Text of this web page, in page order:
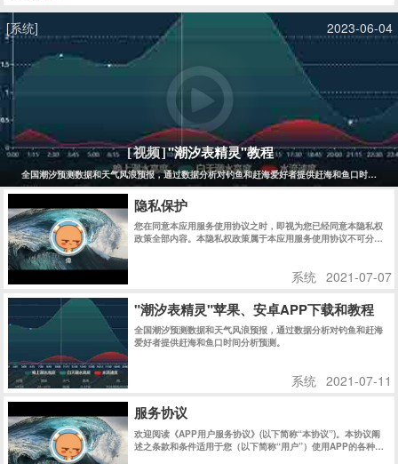
[系统] 2023-06-04
[视频]"潮汐表精灵"教程
全国潮汐预测数据和天气风浪预报，通过数据分析对钓鱼和赶海爱好者提供赶海和鱼口时间分析
隐私保护
您在同意本应用服务使用协议之时，即视为您已经同意本隐私权
政策全部内容。本隐私权政策属于本应用服务使用协议不可分割
系统 2021-07-07
"潮汐表精灵"苹果、安卓APP下载和教程
全国潮汐预测数据和天气风浪预报，通过数据分析对钓鱼和赶海
爱好者提供赶海和鱼口时间分析预测。
系统 2021-07-11
服务协议
欢迎阅读《APP用户服务协议》(以下简称“本协议”)。本协议阐
述之条款和条件适用于您（以下简称“用户”）使用APP的各种产